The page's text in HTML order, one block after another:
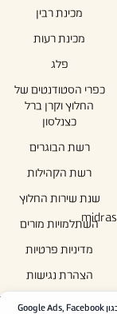
מכינת רבין
מכינת רעות
פלג
כפרי הסטודנטים של
החלוץ וקרן ברל
כצנלסון
רשת הבוגרים
רשת הקהילות
שנת שירות החלוץ
השתלמויות מורים
מדיניות פרטיות
הצהרת נגישות
האתר עושה שימוש בקבצי Cookies, לרבות Cookies שיווקיים (כגון Google Ads, Facebook